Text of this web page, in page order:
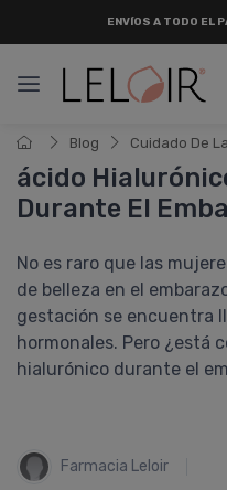
ENVÍOS A TODO EL
Blog Cuidado De
ácido
Durante El
No es raro que las
de belleza en el
gestación se encuentra
hormonales. Pero ¿está
hialurónico durante el
Farmacia Leloir